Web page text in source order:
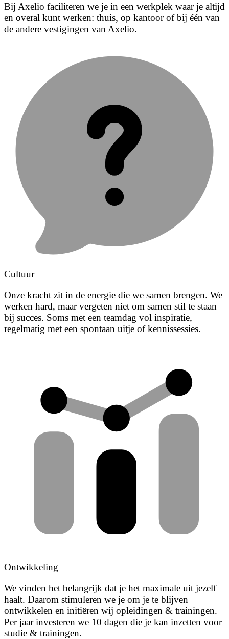
Bij Axelio faciliteren we je in een werkplek waar je altijd
en overal kunt werken: thuis, op kantoor of bij één van
de andere vestigingen van Axelio.
Cultuur
Onze kracht zit in de energie die we samen brengen. We
werken hard, maar vergeten niet om samen stil te staan
bij succes. Soms met een teamdag vol inspiratie,
regelmatig met een spontaan uitje of kennissessies.
Ontwikkeling
We vinden het belangrijk dat je het maximale uit jezelf
haalt. Daarom stimuleren we je om je te blijven
ontwikkelen en initiëren wij opleidingen & trainingen.
Per jaar investeren we 10 dagen die je kan inzetten voor
studie & trainingen.